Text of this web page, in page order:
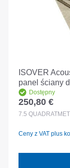
ISOVER
panel ściany
Dostępny
Cena
250,80 €
7.5
Ceny z VAT plus